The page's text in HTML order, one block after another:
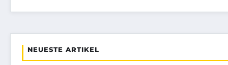
NEUESTE ARTIKEL